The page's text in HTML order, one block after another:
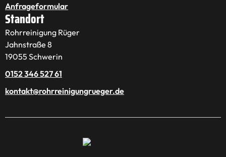
Anfrageformular
Standort
Rohrreinigung Rüger
Jahnstraße 8
19055 Schwerin
0152 346 527 61
kontakt@rohrreinigungrueger.de